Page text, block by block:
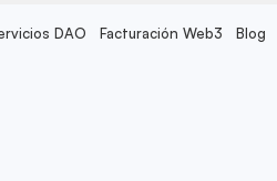
DAO Facturación Web3 Blog